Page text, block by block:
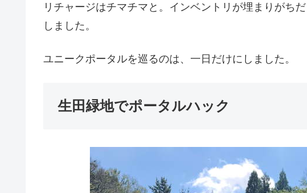
リチャージはチマチマと。インベントリが埋まりがち
しました。
ユニークポータルを巡るのは、一日だけにしました。
生田緑地でポータルハック